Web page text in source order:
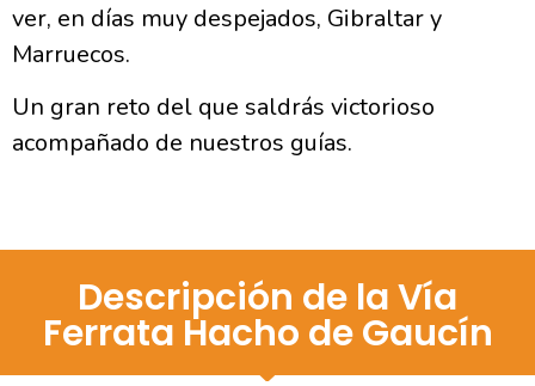
ver, en días muy despejados, Gibraltar y
Marruecos.
Un gran reto del que saldrás victorioso
acompañado de nuestros guías.
Descripción de la Vía
Ferrata Hacho de Gaucín